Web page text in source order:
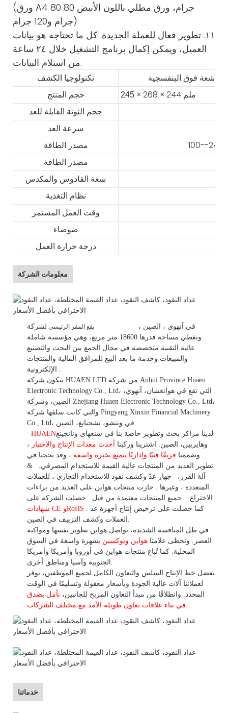
(ورق A4 80 جرام، ورق مطلي باللون الأبيض 80
جرام و120 جرام)
١١. تطوير فعال للعملة الجديدة. كل ما تحتاجه هو بيانات
العميل، ويمكن إكمال برنامج التشغيل خلال ٢٤ ساعة
من استلام البيانات.
تكنولوجيا الكشف
حجم المنتج 245
× 268 × 244 ملم
حجم النوتة القابلة للعد
سرعة العد
مصدر الطاقة
مصدر الطاقة
سعة القادوس والمكدس
نظام التغذية
وقت العمل المستمر
ضوضاء
درجة حرارة العمل
معلومات الشركة
يقع المقر الرئيسي في آنهوي ، الصين ،
وتغطي مساحة قدرها 18600 متر مربع، وهي
مؤسسة شاملة
عالية التقنية متخصصة في مجال الجمع بين البحث والتصنيع
والمبيعات وخدمة ما بعد البيع للمرافق المالية والمنتجات
تتكون شركة HUAEN LTD من شركة Anhui Province Huaen
Electronic Technology Co., Ltd، التي تقع في هوانغشان، آنهوي،
الصين، وشركة Zhejiang Huaen Electronic Technology Co., Ltd،
والتي كانت سلفها شركة Pingyang Xinxin Financial Machinery
HUAENلدينا مراكز بحث وتطوير خاصة بنا في شنغهاي ونانجينغ
وهايربين، الصين. اشترينا وركبنا أحدث معدات الإنتاج والاختبار ،
وضممنا فريقًا فنيًا وإداريًا يتمتع بخبرة واسعة ، وقد نجحنا في
تطوير
العديد من المنتجات عالية القيمة للاستخدام المصرفي.
&
آلة الفرز،
جهاز عدّ وكشف نقود للاستخدام التجاري ، للعملات
المتعددة ، وغيرها
. حازت منتجات هواين على العديد من براءات
الاختراع.
جميع المنتجات معتمدة من قبل
حصلت الشركة على
شهادات CE وRoHS
في ظل المنافسة الشديدة، تواصل هواين تطوير نفسها ومواكبة
العصر. وتحظى علامتا هواين وبوكسين بشهرة واسعة في السوق
المحلية. كما تُباع منتجات هواين في أوروبا وأمريكا وأمريكا
بفضل خط الإنتاج السلس والتعاون الكامل لجميع الموظفين، نوفر
لعملائنا آلات عالية الجودة وبأسعار معقولة وتسليمًا في الوقت
المحدد. وانطلاقًا من مبدأ التعاون المربح للجانبين، نأمل بصدق
في بناء علاقات تعاون طويلة
خدماتنا